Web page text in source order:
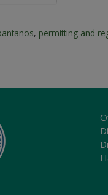
, permitting and